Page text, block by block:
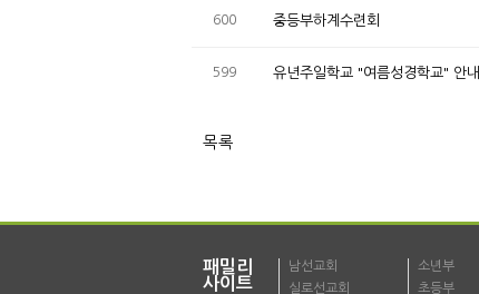
600 중등부하계수련회
599 유년주일학교 "여름성경학교" 안내
목록
패밀리
사이트
남선교회
실로선교회
소년부
초등부